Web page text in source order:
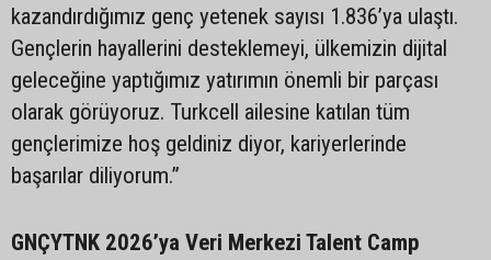
kazandırdığımız genç yetenek sayısı 1.836’ya ulaştı.
Gençlerin hayallerini desteklemeyi, ülkemizin dijital
geleceğine yaptığımız yatırımın önemli bir parçası
olarak görüyoruz. Turkcell ailesine katılan tüm
gençlerimize hoş geldiniz diyor, kariyerlerinde
başarılar diliyorum.”
GNÇYTNK 2026’ya Veri Merkezi Talent Camp